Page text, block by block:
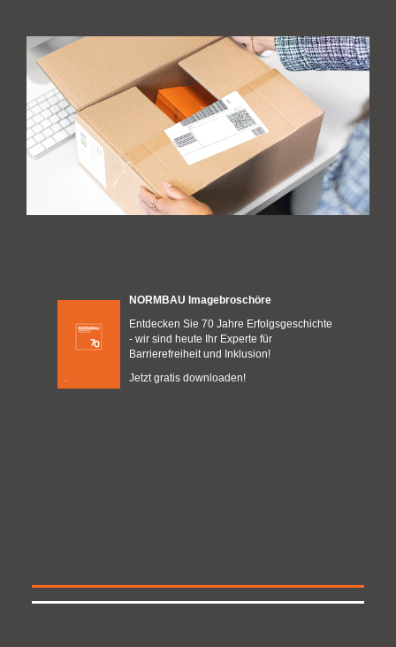
NORMBAU Imagebroschöre
Entdecken Sie 70 Jahre Erfolgsgeschichte
- wir sind heute Ihr Experte für
Barrierefreiheit und Inklusion!
Jetzt gratis downloaden!